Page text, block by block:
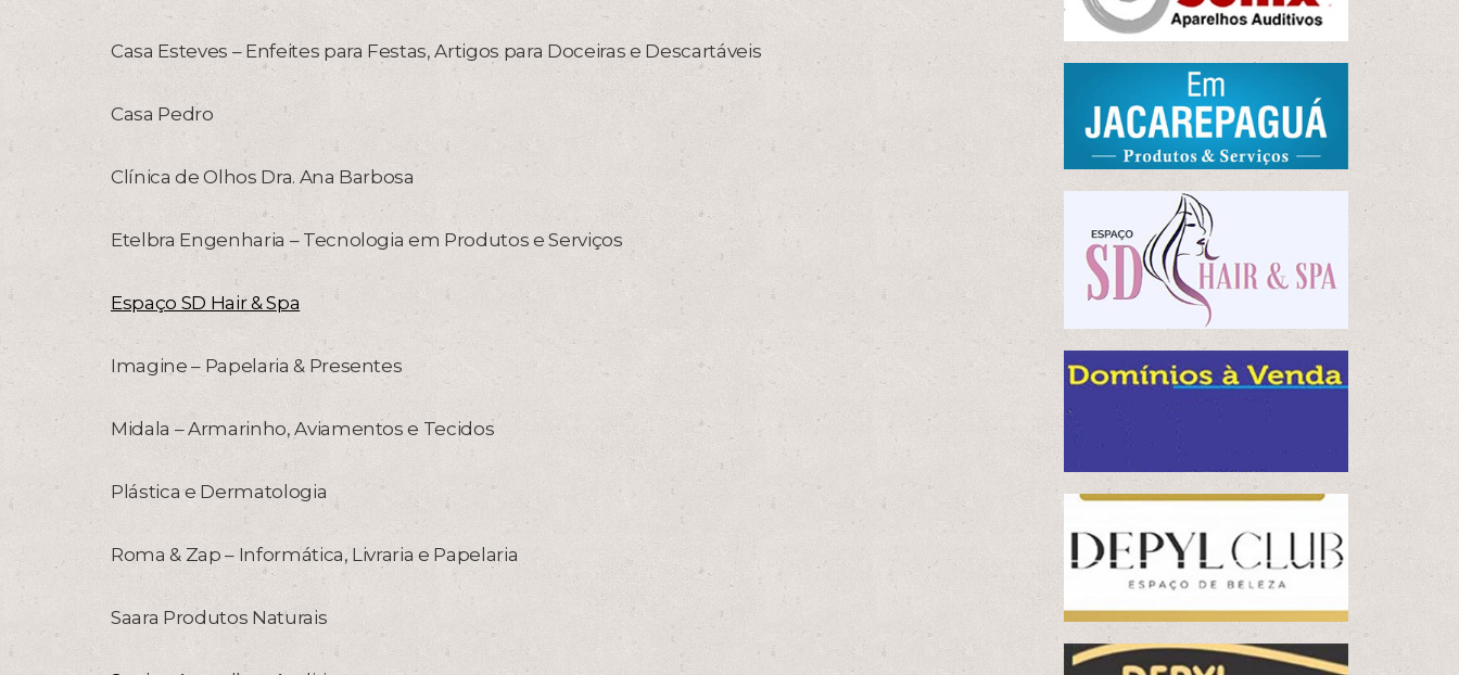
Casa Esteves – Enfeites para Festas, Artigos para Doceiras e Descartáveis
Casa Pedro
Clínica de Olhos Dra. Ana Barbosa
Etelbra Engenharia – Tecnologia em Produtos e Serviços
Espaço SD Hair & Spa
Imagine – Papelaria & Presentes
Midala – Armarinho, Aviamentos e Tecidos
Plástica e Dermatologia
Roma & Zap – Informática, Livraria e Papelaria
Saara Produtos Naturais